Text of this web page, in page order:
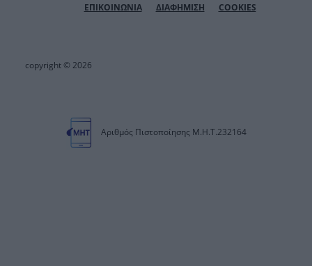
ΕΠΙΚΟΙΝΩΝΙΑ ΔΙΑΦΗΜΙΣΗ COOKIES
copyright © 2026
Αριθμός Πιστοποίησης Μ.Η.Τ.232164